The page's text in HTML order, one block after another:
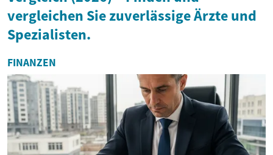
vergleichen Sie zuverlässige Ärzte und
Spezialisten.
FINANZEN